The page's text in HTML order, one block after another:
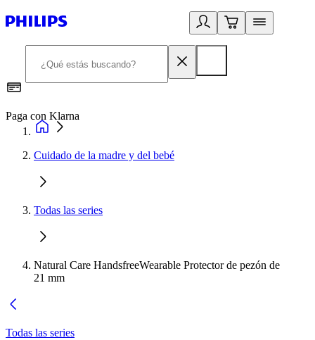
Paga con Klarna
Cuidado de la madre y del bebé
Todas las series
Natural Care HandsfreeWearable Protector de pezón de
21 mm
Todas las series